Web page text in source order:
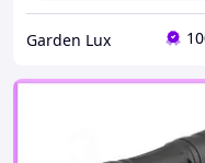
Garden Lux